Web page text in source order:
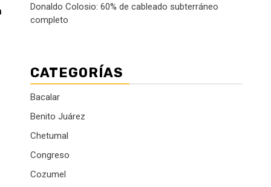
Donaldo Colosio: 60% de cableado subterráneo
completo
CATEGORÍAS
Bacalar
Benito Juárez
Chetumal
Congreso
Cozumel